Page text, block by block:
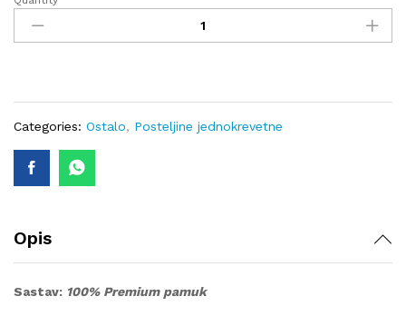
Premium
jednokrevetna
posteljina
lux-
413
Categories: Ostalo, Posteljine jednokrevetne
Opis
Sastav: 100% Premium pamuk